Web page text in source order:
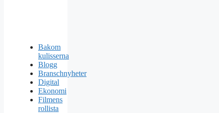
Bakom
kulisserna
Blogg
Branschnyheter
Digital
Ekonomi
Filmens
rollista